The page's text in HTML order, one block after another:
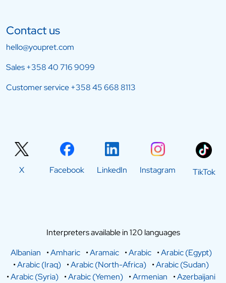
Contact us
hello@youpret.com
Sales+358 40 716 9099
Customer service+358 45 668 8113
X Facebook LinkedIn Instagram TikTok
Interpreters available in 120 languages
Albanian
•Amharic •Aramaic •Arabic •Arabic (Egypt)
•Arabic (Iraq) •Arabic (North-Africa) •Arabic (Sudan)
•Arabic (Syria) •Arabic (Yemen) •Armenian •Azerbaijani